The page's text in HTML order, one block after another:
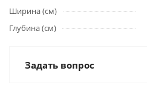
Ширина (см)
Глубина (см)
Задать вопрос